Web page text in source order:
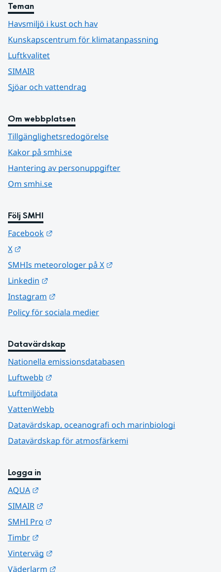
Teman
Havsmiljö i kust och hav
Kunskapscentrum för klimatanpassning
Luftkvalitet
SIMAIR
Sjöar och vattendrag
Om webbplatsen
Tillgänglighetsredogörelse
Kakor på smhi.se
Hantering av personuppgifter
Om smhi.se
Följ SMHI
Facebook
X
SMHIs meteorologer på X
Linkedin
Instagram
Policy för sociala medier
Datavärdskap
Nationella emissionsdatabasen
Luftwebb
Luftmiljödata
VattenWebb
Datavärdskap, oceanografi och marinbiologi
Datavärdskap för atmosfärkemi
Logga in
AQUA
SIMAIR
SMHI Pro
Timbr
Vinterväg
Väderlarm